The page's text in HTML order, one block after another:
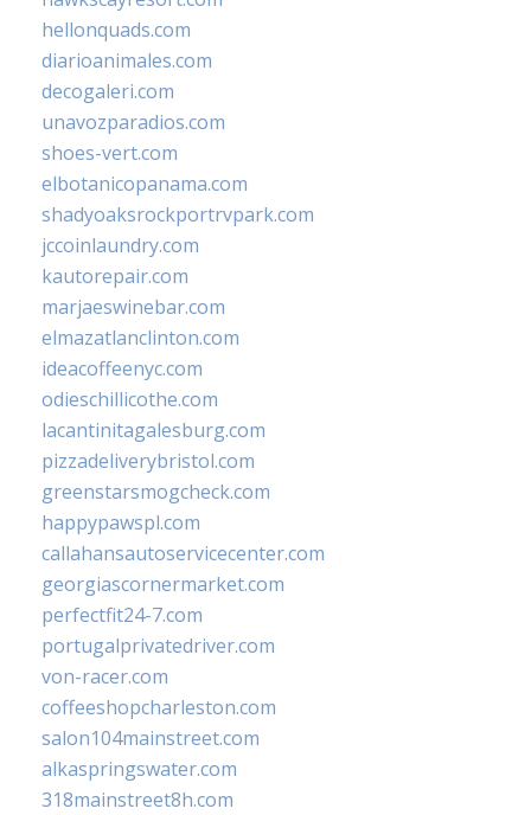
hellonquads.com
diarioanimales.com
decogaleri.com
unavozparadios.com
shoes-vert.com
elbotanicopanama.com
shadyoaksrockportrvpark.com
jccoinlaundry.com
kautorepair.com
marjaeswinebar.com
elmazatlanclinton.com
ideacoffeenyc.com
odieschillicothe.com
lacantinitagalesburg.com
pizzadeliverybristol.com
greenstarsmogcheck.com
happypawspl.com
callahansautoservicecenter.com
georgiascornermarket.com
perfectfit24-7.com
portugalprivatedriver.com
von-racer.com
coffeeshopcharleston.com
salon104mainstreet.com
alkaspringswater.com
318mainstreet8h.com